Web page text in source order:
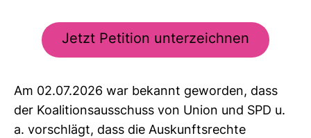
Jetzt Petition unterzeichnen
Am 02.07.2026 war bekannt geworden, dass
der Koali­ti­ons­aus­schuss von Union und SPD u.
a. vor­schlägt, dass die Aus­kunfts­rechte